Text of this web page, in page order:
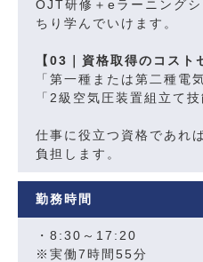
OJT研修＋eラーニング
ちり学んでいけます。
【03｜資格取得のコスト
「第一種または第二種電
「2級空気圧装置組立て
仕事に役立つ資格であれ
負担します。
勤務時間
・8:30～17:20
※実働7時間55分